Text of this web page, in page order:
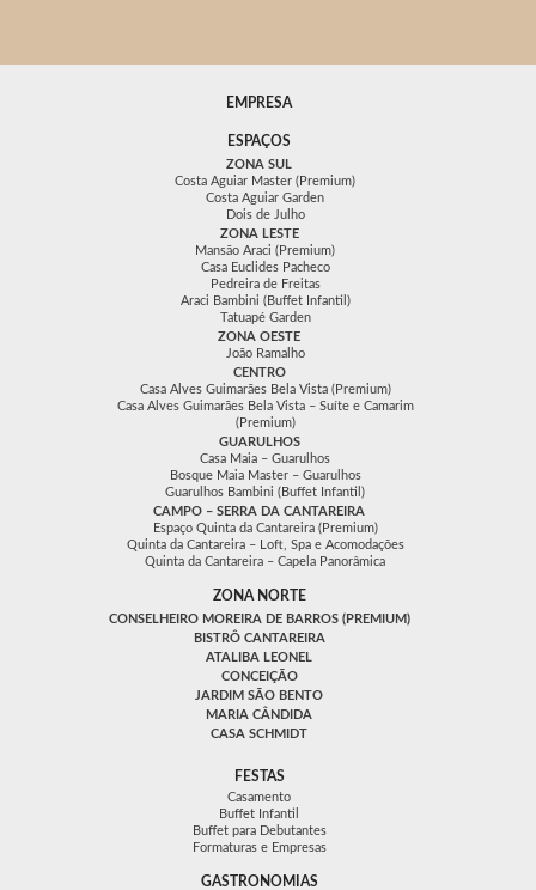
EMPRESA
ESPAÇOS
ZONA SUL
Costa Aguiar Master (Premium)
Costa Aguiar Garden
Dois de Julho
ZONA LESTE
Mansão Araci (Premium)
Casa Euclides Pacheco
Pedreira de Freitas
Araci Bambini (Buffet Infantil)
Tatuapé Garden
ZONA OESTE
João Ramalho
CENTRO
Casa Alves Guimarães Bela Vista (Premium)
Casa Alves Guimarães Bela Vista – Suíte e Camarim
(Premium)
GUARULHOS
Casa Maia – Guarulhos
Bosque Maia Master – Guarulhos
Guarulhos Bambini (Buffet Infantil)
CAMPO – SERRA DA CANTAREIRA
Espaço Quinta da Cantareira (Premium)
Quinta da Cantareira – Loft, Spa e Acomodações
Quinta da Cantareira – Capela Panorâmica
ZONA NORTE
CONSELHEIRO MOREIRA DE BARROS (PREMIUM)
BISTRÔ CANTAREIRA
ATALIBA LEONEL
CONCEIÇÃO
JARDIM SÃO BENTO
MARIA CÂNDIDA
CASA SCHMIDT
FESTAS
Casamento
Buffet Infantil
Buffet para Debutantes
Formaturas e Empresas
GASTRONOMIAS